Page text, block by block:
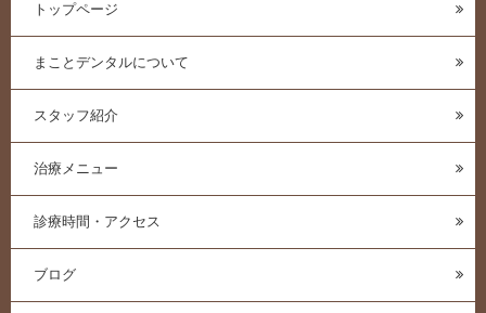
トップページ
まことデンタルについて
スタッフ紹介
治療メニュー
診療時間・アクセス
ブログ